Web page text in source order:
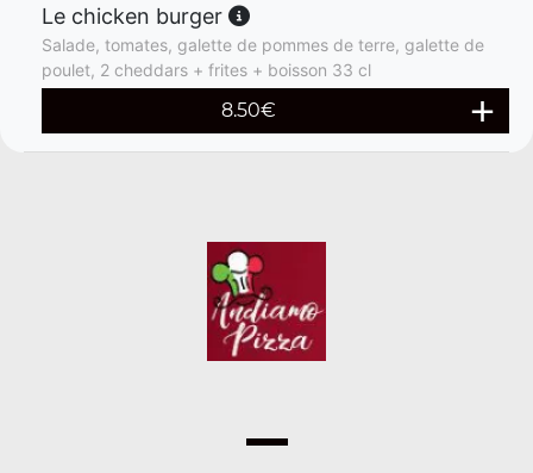
Le chicken burger
Salade, tomates, galette de pommes de terre, galette de
poulet, 2 cheddars + frites + boisson 33 cl
8.50€